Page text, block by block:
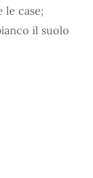
case;
il suolo